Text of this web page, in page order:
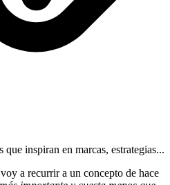
que inspiran en marcas, estrategias...
a recurrir a un concepto de hace